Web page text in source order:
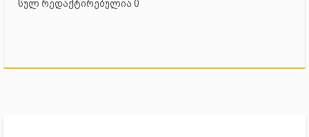
სულ რედაქტირებულია 0